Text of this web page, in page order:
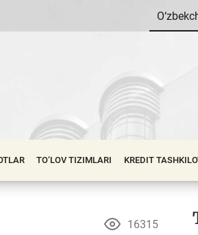
TO‘LOV TIZIMLARI KREDIT
16315